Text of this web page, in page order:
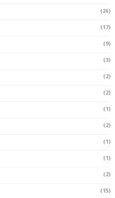
(26)
(17)
(9)
(3)
(2)
(2)
(1)
(2)
(1)
(1)
(2)
(15)